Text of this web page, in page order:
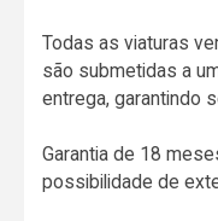
Todas as viaturas
são submetidas a
entrega, garantindo
Garantia de 18
possibilidade de